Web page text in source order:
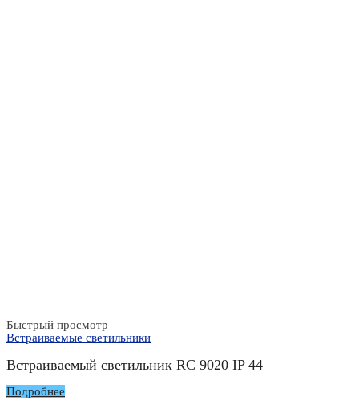
Быстрый просмотр
Встраиваемые светильники
Встраиваемый светильник RC 9020 IP 44
Подробнее